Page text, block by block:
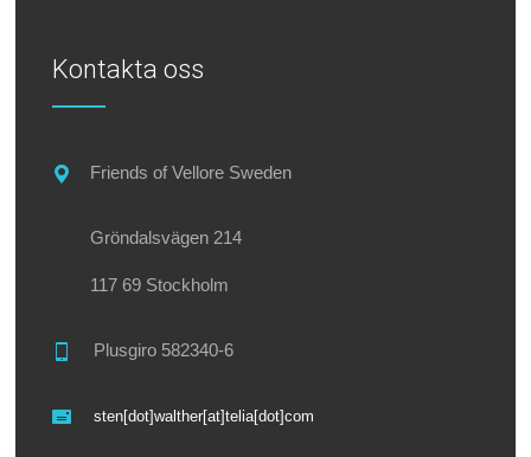
Kontakta oss
Friends of Vellore Sweden
Gröndalsvägen 214
117 69 Stockholm
Plusgiro 582340-6
sten[dot]walther[at]telia[dot]com